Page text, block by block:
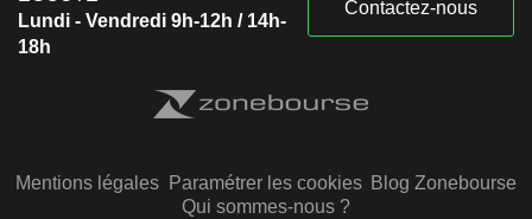
Lundi - Vendredi 9h-12h / 14h-
18h
Contactez-nous
Mentions légales Paramétrer les cookies Blog Zonebourse
Qui sommes-nous ?